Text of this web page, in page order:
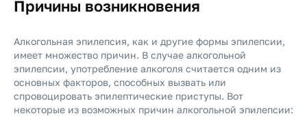
Причины возникновения
Алкогольная эпилепсия, как и другие формы эпилепсии,
имеет множество причин. В случае алкогольной
эпилепсии, употребление алкоголя считается одним из
основных факторов, способных вызвать или
спровоцировать эпилептические приступы. Вот
некоторые из возможных причин алкогольной эпилепсии: